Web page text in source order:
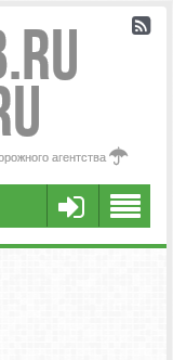
агентства